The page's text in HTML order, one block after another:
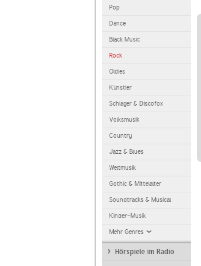
Pop
Dance
Black Music
Rock
Oldies
Künstler
Schlager & Discofox
Volksmusik
Country
Jazz & Blues
Weltmusik
Gothic & Mittelalter
Soundtracks & Musical
Kinder-Musik
Mehr Genres
Hörspiele im Radio